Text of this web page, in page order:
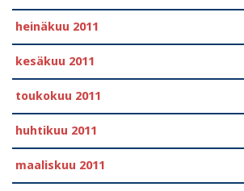
heinäkuu 2011
kesäkuu 2011
toukokuu 2011
huhtikuu 2011
maaliskuu 2011